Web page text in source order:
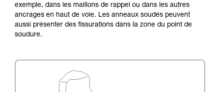
exemple, dans les maillons de rappel ou dans les autres
ancrages en haut de voie. Les anneaux soudés peuvent
aussi présenter des fissurations dans la zone du point de
soudure.